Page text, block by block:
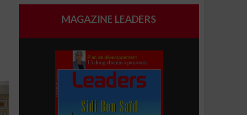
MAGAZINE LEADERS